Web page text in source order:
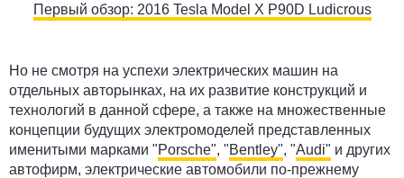
Первый обзор: 2016 Tesla Model X P90D Ludicrous
Но не смотря на успехи электрических машин на
отдельных авторынках, на их развитие конструкций и
технологий в данной сфере, а также на множественные
концепции будущих электромоделей представленных
именитыми марками "Porsche", "Bentley", "Audi" и других
автофирм, электрические автомобили по-прежнему